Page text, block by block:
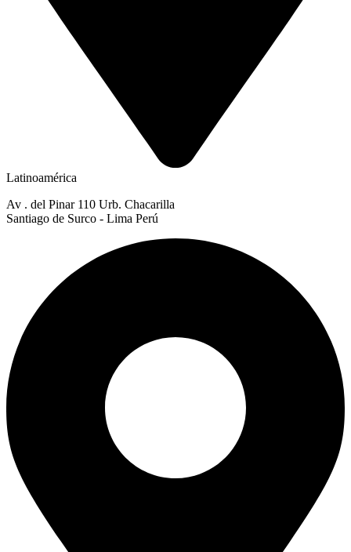
Latinoamérica
Av . del Pinar 110 Urb. Chacarilla
Santiago de Surco - Lima Perú